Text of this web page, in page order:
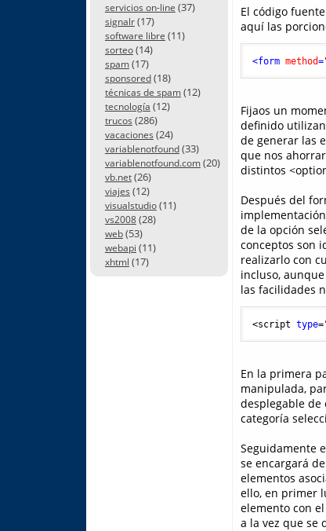
servicios on-line (37)
signalr(17)
software libre (11)
sorteo(14)
spam(17)
sponsored(18)
técnicas de spam(12)
tecnología (12)
trucos (286)
vacaciones (24)
variablenotfound(33)
variablenotfound.com(20)
vb.net(26)
viajes (12)
visualstudio(11)
vs2008(28)
web(53)
webapi (11)
xhtml (17)
El código
aquí las
<form method=
Fijaos un
definido
de generar las
que nos
distintos
Después del
de la opción
conceptos son
realizarlo con
incluso,
las facilidades
<script type=
En la primera
manipulada,
desplegable de
categoría
Seguidamente
se encargará
elementos
ello, en primer
elemento con
a la vez que se